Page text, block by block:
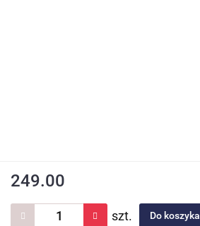
249.00
szt. Do koszyka